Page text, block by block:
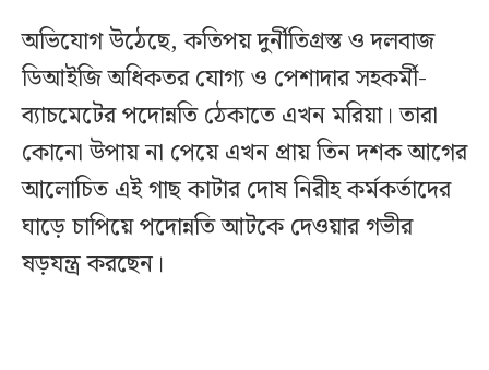
অভিযোগ উঠেছে, কতিপয় দুর্নীতিগ্রস্ত ও দলবাজ
ডিআইজি অধিকতর যোগ্য ও পেশাদার সহকর্মী-
ব্যাচমেটের পদোন্নতি ঠেকাতে এখন মরিয়া। তারা
কোনো উপায় না পেয়ে এখন প্রায় তিন দশক আগের
আলোচিত এই গাছ কাটার দোষ নিরীহ কর্মকর্তাদের
ঘাড়ে চাপিয়ে পদোন্নতি আটকে দেওয়ার গভীর
ষড়যন্ত্র করছেন।